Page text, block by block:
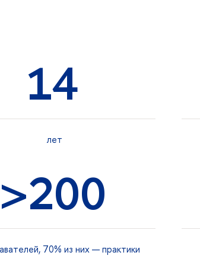
14
лет
>200
70% из них — практики